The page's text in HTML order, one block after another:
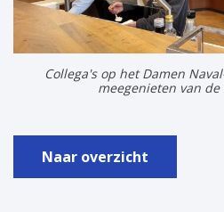
Collega's op het Damen
meegenieten van
Naar overzicht